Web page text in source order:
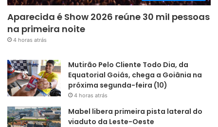
Aparecida é Show 2026 reúne 30 mil pessoas
na primeira noite
4 horas atrás
Mutirão Pelo Cliente Todo Dia, da
Equatorial Goiás, chega a Goiânia na
próxima segunda-feira (10)
4 horas atrás
Mabel libera primeira pista lateral do
viaduto da Leste-Oeste